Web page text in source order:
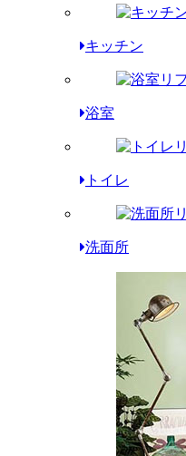
キッチン
浴室
トイレ
洗面所